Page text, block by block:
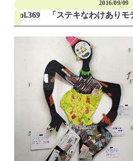
お知らせ
アクセス
お問い合わせ
2016/09/09
Vol.369 「ステキなわけありモ